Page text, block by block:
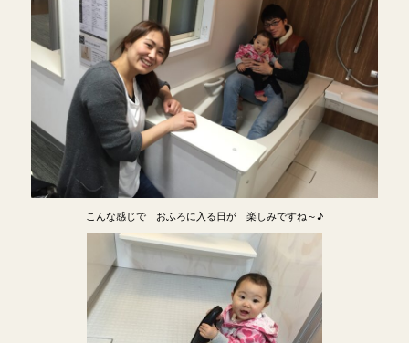
こんな感じで おふろに入る日が 楽しみですね～♪